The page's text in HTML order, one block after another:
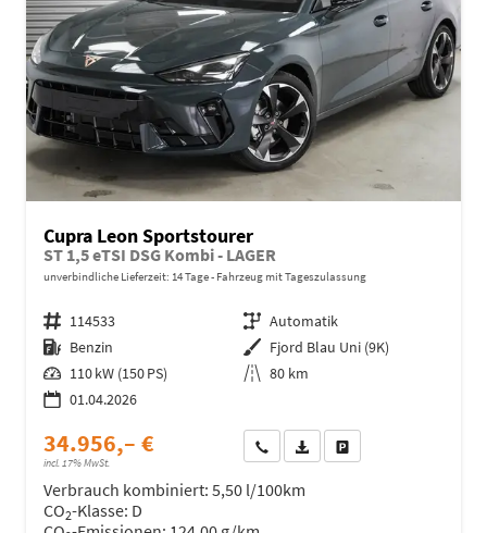
Cupra Leon Sportstourer
ST 1,5 eTSI DSG Kombi - LAGER
unverbindliche Lieferzeit: 14 Tage Fahrzeug mit Tageszulassung
Fahrzeugnr. 114533 Getriebe Automatik
Kraftstoff Benzin Außenfarbe Fjord Blau Uni (9K)
Leistung 110 kW (150 PS) Kilometerstand 80 km
01.04.2026
34.956,– €
incl. 17% MwSt.
Wir rufen Sie anFahrzeugexposé (PDF)
Verbrauch kombiniert: 5,50 l/100km
CO2-Klasse: D